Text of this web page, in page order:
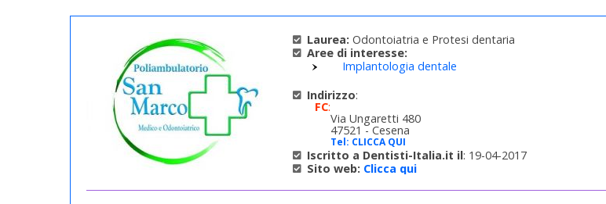
Laurea: Odontoiatria e Protesi dentaria
Aree di interesse:
Implantologia dentale
Indirizzo:
FC:
Via Ungaretti 480
47521 - Cesena
Tel: CLICCA QUI
Iscritto a Dentisti-Italia.it il: 19-04-2017
Sito web: Clicca qui